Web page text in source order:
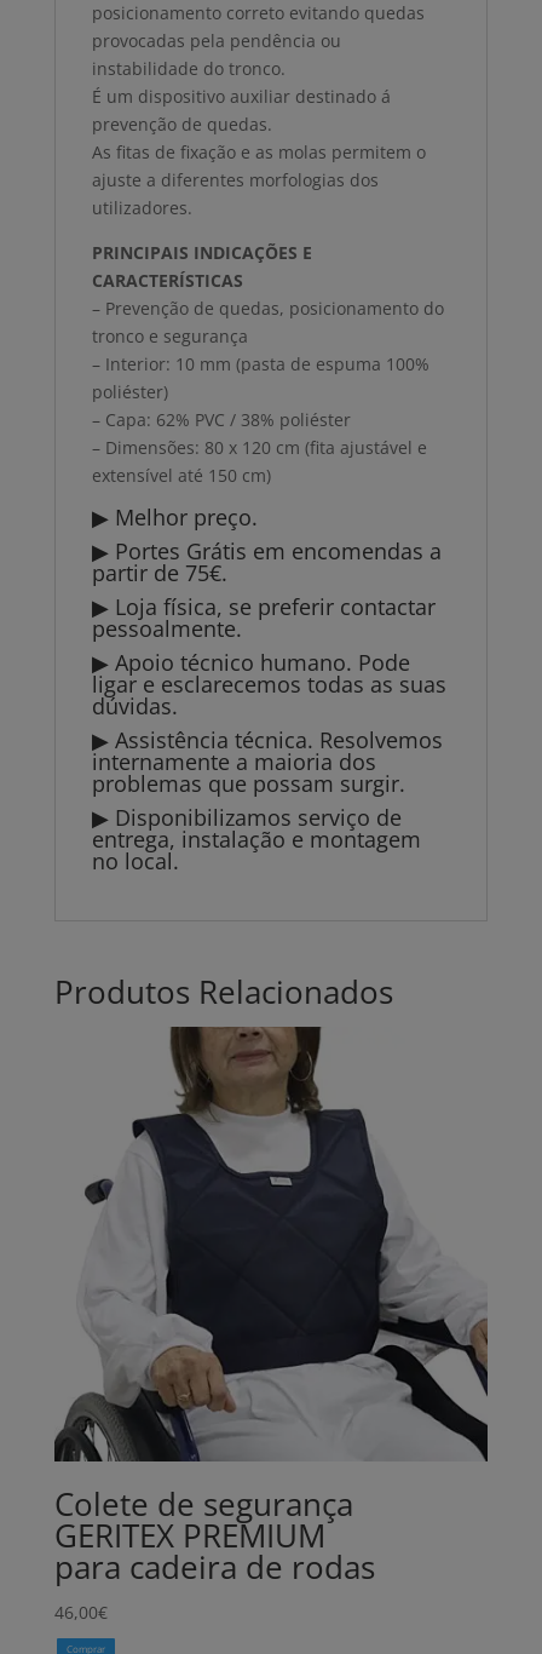
posicionamento correto evitando quedas
provocadas pela pendência ou
instabilidade do tronco.
É um dispositivo auxiliar destinado á
prevenção de quedas.
As fitas de fixação e as molas permitem o
ajuste a diferentes morfologias dos
utilizadores.
PRINCIPAIS INDICAÇÕES E
CARACTERÍSTICAS
– Prevenção de quedas, posicionamento do
tronco e segurança
– Interior: 10 mm (pasta de espuma 100%
poliéster)
– Capa: 62% PVC / 38% poliéster
– Dimensões: 80 x 120 cm (fita ajustável e
extensível até 150 cm)
▶ Melhor preço.
▶ Portes Grátis em encomendas a
partir de 75€.
▶ Loja física, se preferir contactar
pessoalmente.
▶ Apoio técnico humano. Pode
ligar e esclarecemos todas as suas
dúvidas.
▶ Assistência técnica. Resolvemos
internamente a maioria dos
problemas que possam surgir.
▶ Disponibilizamos serviço de
entrega, instalação e montagem
no local.
Produtos Relacionados
Colete de segurança
GERITEX PREMIUM
para cadeira de rodas
46,00€
Comprar